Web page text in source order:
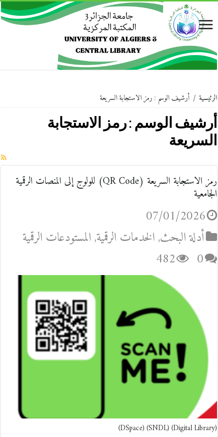
الرئيسية / أرشيف الوسم : رمز الاستجابة السريعة
أرشيف الوسم :رمز الاستجابة
السريعة
رمز الاستجابة السريعة (QR Code) للولوج إلى المنصات الرقمية
الجامعية
07/01/2026
أدلة البحث,الخدمات الرقمية,المستودعات الرقمية
0
482
(Digital Library) (SNDL) (DSpace)